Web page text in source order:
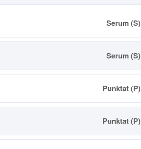
Serum (S)
Serum (S)
Punktat (P)
Punktat (P)